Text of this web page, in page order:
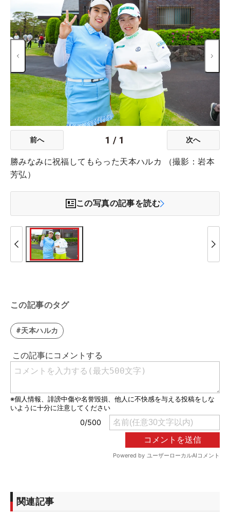
前へ 1 / 1 次へ
勝みなみに祝福してもらった天本ハルカ （撮影：岩本
芳弘）
この写真の記事を読む
この記事のタグ
#天本ハルカ
関連記事